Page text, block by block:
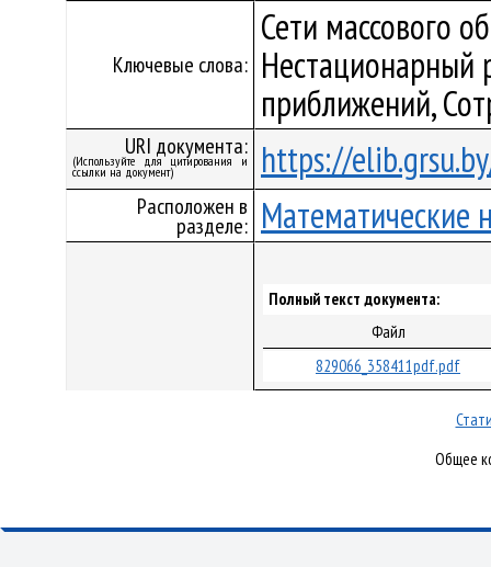
Ключевые слова:
Сети массового
Нестационарный
приближений,
URI документа:
(Используйте для цитирования и
ссылки на документ) https://
Расположен в
разделе: Математические
Полный текст документа:
Файл
829066_358411pdf.pdf
Общее